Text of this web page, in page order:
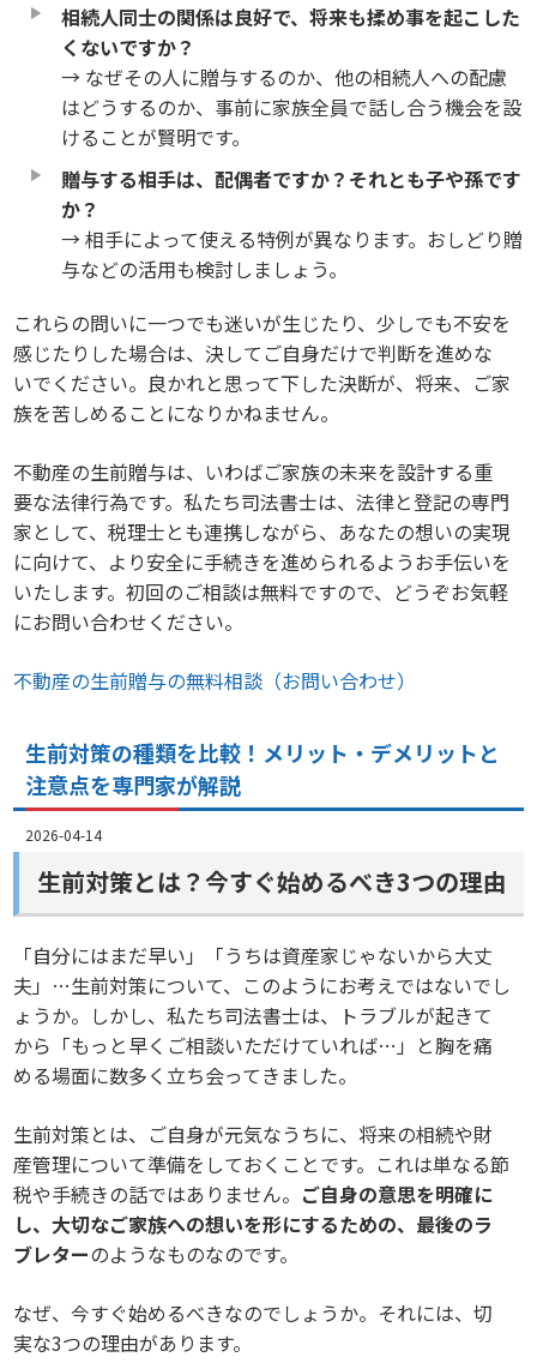
相続人同士の関係は良好で、将来も揉め事を起こした
くないですか？
→ なぜその人に贈与するのか、他の相続人への配慮
はどうするのか、事前に家族全員で話し合う機会を設
けることが賢明です。
贈与する相手は、配偶者ですか？それとも子や孫です
か？
→ 相手によって使える特例が異なります。おしどり贈
与などの活用も検討しましょう。
これらの問いに一つでも迷いが生じたり、少しでも不安を
感じたりした場合は、決してご自身だけで判断を進めな
いでください。良かれと思って下した決断が、将来、ご家
族を苦しめることになりかねません。
不動産の生前贈与は、いわばご家族の未来を設計する重
要な法律行為です。私たち司法書士は、法律と登記の専門
家として、税理士とも連携しながら、あなたの想いの実現
に向けて、より安全に手続きを進められるようお手伝いを
いたします。初回のご相談は無料ですので、どうぞお気軽
にお問い合わせください。
不動産の生前贈与の無料相談（お問い合わせ）
生前対策の種類を比較！メリット・デメリットと
注意点を専門家が解説
2026-04-14
生前対策とは？今すぐ始めるべき3つの理由
「自分にはまだ早い」「うちは資産家じゃないから大丈
夫」…生前対策について、このようにお考えではないでし
ょうか。しかし、私たち司法書士は、トラブルが起きて
から「もっと早くご相談いただけていれば…」と胸を痛
める場面に数多く立ち会ってきました。
生前対策とは、ご自身が元気なうちに、将来の相続や財
産管理について準備をしておくことです。これは単なる節
税や手続きの話ではありません。 ご自身の意思を明確に
し、大切なご家族への想いを形にするための、最後のラ
ブレターのようなものなのです。
なぜ、今すぐ始めるべきなのでしょうか。それには、切
実な3つの理由があります。